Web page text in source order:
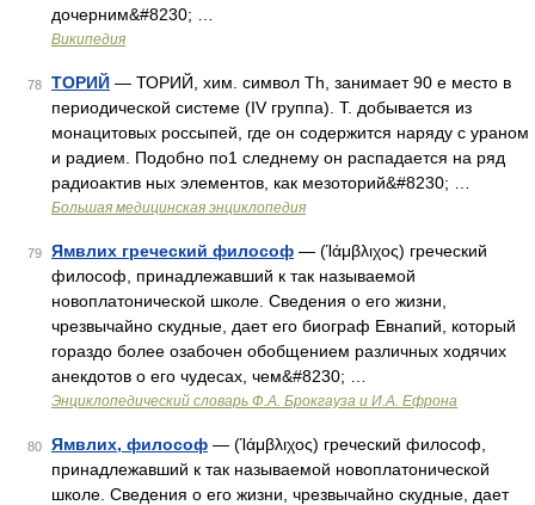
дочерним&#8230; …
Википедия
78 ТОРИЙ — ТОРИЙ, хим. символ Th, занимает 90 е место в
периодической системе (IV группа). Т. добывается из
монацитовых россыпей, где он содержится наряду с ураном
и радием. Подобно по1 следнему он распадается на ряд
радиоактив ных элементов, как мезоторий&#8230; …
Большая медицинская энциклопедия
79 Ямвлих греческий философ — (Ίάμβλιχος) греческий
философ, принадлежавший к так называемой
новоплатонической школе. Сведения о его жизни,
чрезвычайно скудные, дает его биограф Евнапий, который
гораздо более озабочен обобщением различных ходячих
анекдотов о его чудесах, чем&#8230; …
Энциклопедический словарь Ф.А. Брокгауза и И.А. Ефрона
80 Ямвлих, философ — (Ίάμβλιχος) греческий философ,
принадлежавший к так называемой новоплатонической
школе. Сведения о его жизни, чрезвычайно скудные, дает